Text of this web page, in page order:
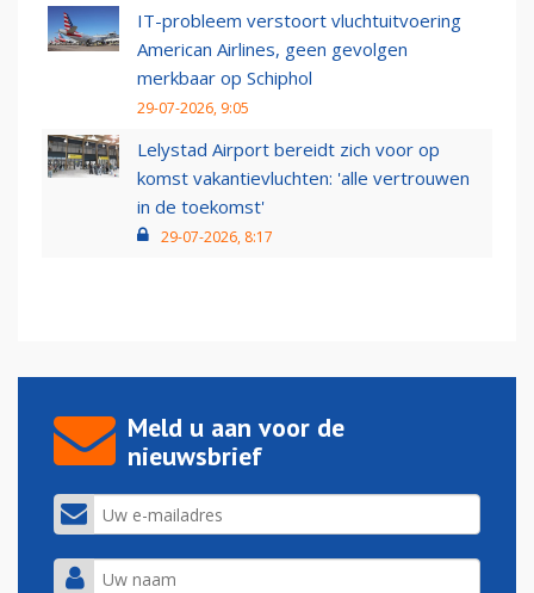
IT-probleem verstoort vluchtuitvoering
American Airlines, geen gevolgen
merkbaar op Schiphol
29-07-2026, 9:05
Lelystad Airport bereidt zich voor op
komst vakantievluchten: 'alle vertrouwen
in de toekomst'
29-07-2026, 8:17
Meld u aan voor de
nieuwsbrief